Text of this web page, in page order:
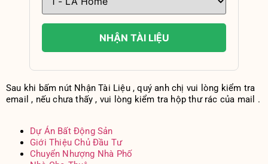
NHẬN TÀI LIỆU
Sau khi bấm nút Nhận Tài Liệu , quý anh chị vui lòng kiểm tra
email , nếu chưa thấy , vui lòng kiểm tra hộp thư rác của mail .
Dự Án Bất Động Sản
Giới Thiệu Chủ Đầu Tư
Chuyển Nhượng Nhà Phố